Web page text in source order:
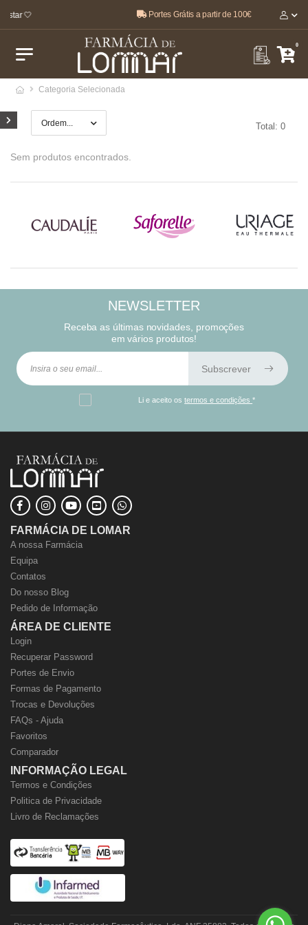
🤍 Portes Grátis a partir de 100€
0
Categoria Selecionada
Total: 0
Sem produtos encontrados.
NEWSLETTER
Receba as últimas novidades, promoções
em vários produtos!
Subscrever
Li e aceito ostermos e condições*
FARMÁCIA DE LOMAR
A nossa Farmácia
Equipa
Contatos
Do nosso Blog
Pedido de Informação
ÁREA DE CLIENTE
Login
Recuperar Password
Portes de Envio
Formas de Pagamento
Trocas e Devoluções
FAQs - Ajuda
Favoritos
Comparador
INFORMAÇÃO LEGAL
Termos e Condições
Politica de Privacidade
Livro de Reclamações